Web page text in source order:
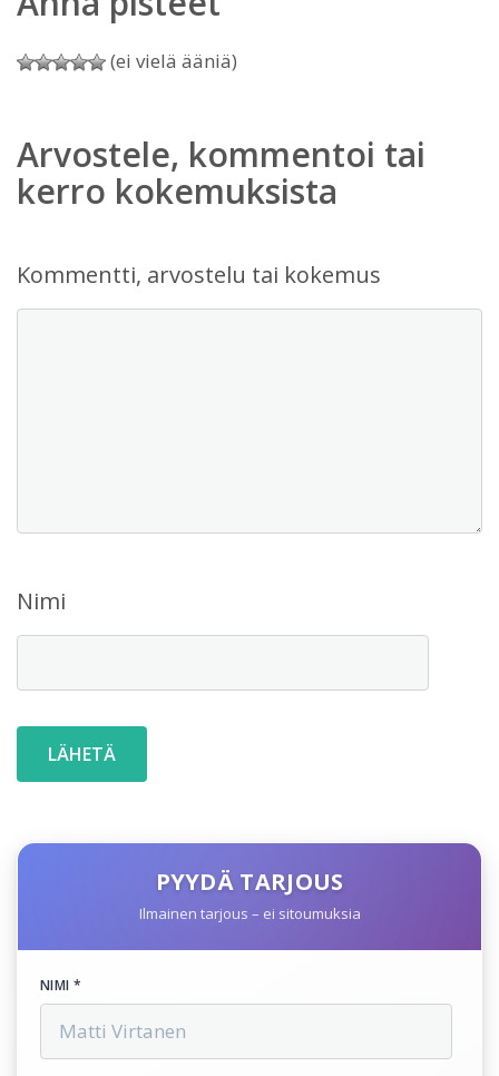
(ei vielä ääniä)
Arvostele, kommentoi tai
kerro kokemuksista
Kommentti, arvostelu tai kokemus
Nimi
PYYDÄ TARJOUS
Ilmainen tarjous – ei sitoumuksia
NIMI *